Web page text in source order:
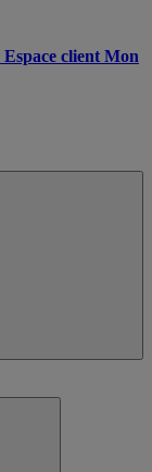
Espace client Mon